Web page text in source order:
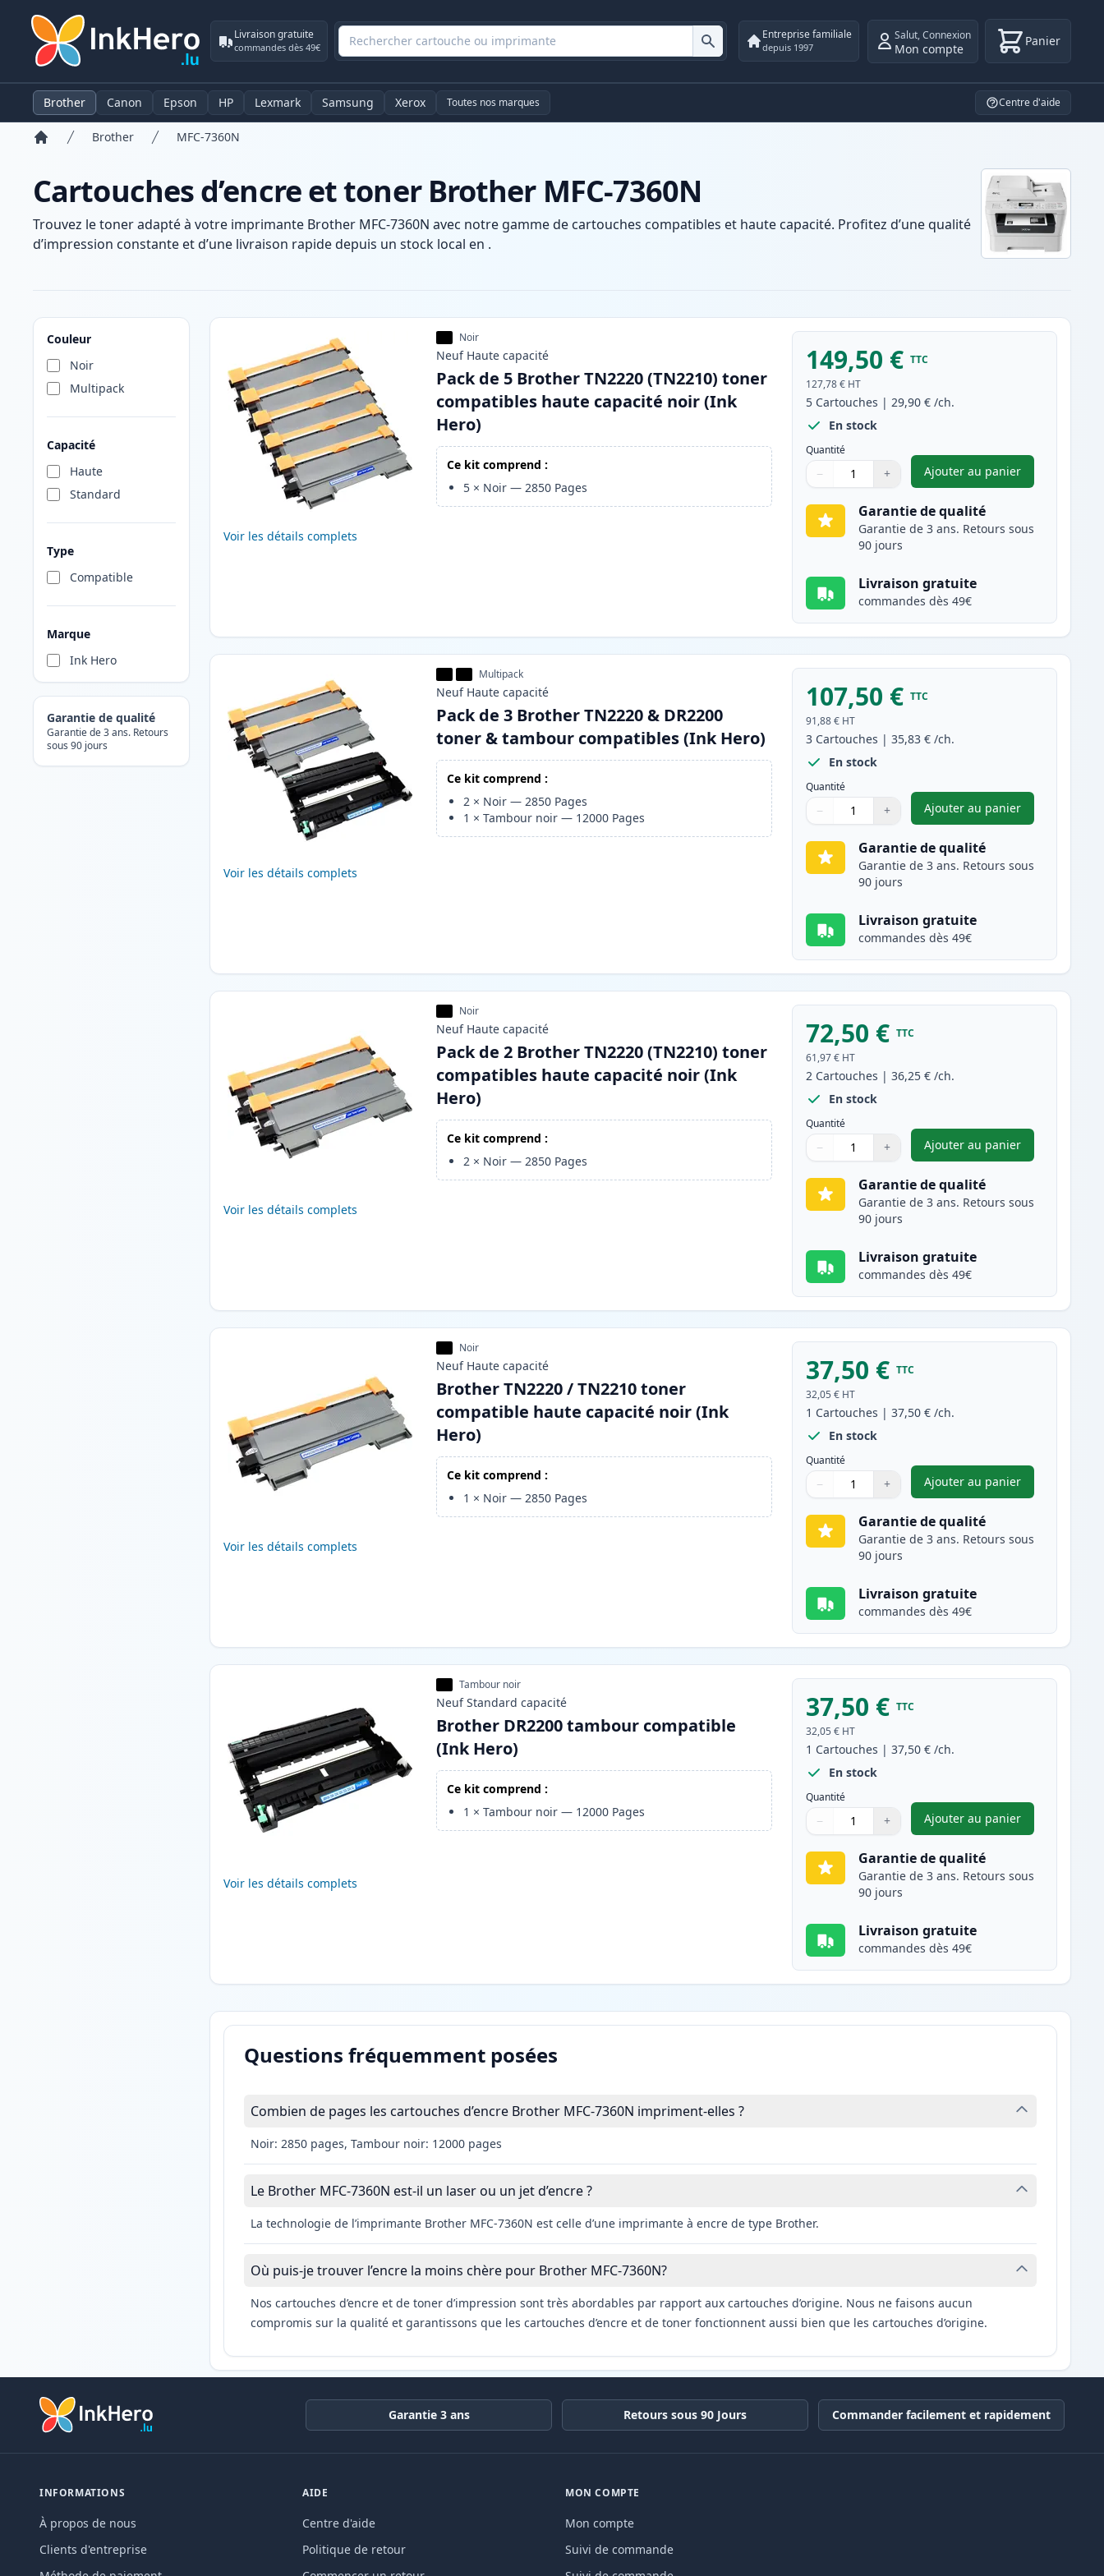
Livraison gratuite
commandes dès 49€
Entreprise familiale
depuis 1997
Salut,Connexion
Mon compte Panier
Brother Canon Epson HP Lexmark Samsung Xerox Toutes nos marques Centre d'aide
Brother MFC-7360N
Cartouches d’encre et toner Brother MFC-7360N
Trouvez le toner adapté à votre imprimante Brother MFC-7360N avec notre gamme de cartouches compatibles et haute capacité. Profitez d’une qualité
d’impression constante et d’une livraison rapide depuis un stock local en .
Couleur
Noir
Multipack
Capacité
Haute
Standard
Type
Compatible
Marque
Ink Hero
Garantie de qualité
Garantie de 3 ans. Retours
sous 90 jours
Produits
Voir les détails complets
Noir
Neuf Haute capacité
Pack de 5 Brother TN2220 (TN2210) toner
compatibles haute capacité noir (Ink
Hero)
Ce kit comprend :
5 × Noir —2850 Pages
149,50 € TTC
127,78 € HT
5 Cartouches |29,90 € /ch.
En stock
Quantité
Quantité
Utilisez les boutons pour ajuster
− +
Quantité
Ajouter au panier
,Pack de 5 Brother
Garantie de qualité
Garantie de 3 ans. Retours sous
90 jours
Livraison gratuite
commandes dès 49€
Voir les détails complets
Multipack
Neuf Haute capacité
Pack de 3 Brother TN2220 & DR2200
toner & tambour compatibles (Ink Hero)
Ce kit comprend :
2 × Noir —2850 Pages
1 ×Tambour noir — 12000 Pages
107,50 € TTC
91,88 € HT
3 Cartouches |35,83 € /ch.
En stock
Quantité
Quantité
Utilisez les boutons pour ajuster
− +
Quantité
Ajouter au panier
,Pack de 3 Brother
Garantie de qualité
Garantie de 3 ans. Retours sous
90 jours
Livraison gratuite
commandes dès 49€
Voir les détails complets
Noir
Neuf Haute capacité
Pack de 2 Brother TN2220 (TN2210) toner
compatibles haute capacité noir (Ink
Hero)
Ce kit comprend :
2 × Noir —2850 Pages
72,50 € TTC
61,97 € HT
2 Cartouches |36,25 € /ch.
En stock
Quantité
Quantité
Utilisez les boutons pour ajuster
− +
Quantité
Ajouter au panier
,Pack de 2 Brother
Garantie de qualité
Garantie de 3 ans. Retours sous
90 jours
Livraison gratuite
commandes dès 49€
Voir les détails complets
Noir
Neuf Haute capacité
Brother TN2220 / TN2210 toner
compatible haute capacité noir (Ink
Hero)
Ce kit comprend :
1 × Noir —2850 Pages
37,50 € TTC
32,05 € HT
1 Cartouches |37,50 € /ch.
En stock
Quantité
Quantité
Utilisez les boutons pour ajuster
− +
Quantité
Ajouter au panier
,Brother TN2220 /
Garantie de qualité
Garantie de 3 ans. Retours sous
90 jours
Livraison gratuite
commandes dès 49€
Voir les détails complets
Tambour noir
Neuf Standard capacité
Brother DR2200 tambour compatible
(Ink Hero)
Ce kit comprend :
1 ×Tambour noir — 12000 Pages
37,50 € TTC
32,05 € HT
1 Cartouches |37,50 € /ch.
En stock
Quantité
Quantité
Utilisez les boutons pour ajuster
− +
Quantité
Ajouter au panier
,Brother DR2200
Garantie de qualité
Garantie de 3 ans. Retours sous
90 jours
Livraison gratuite
commandes dès 49€
Questions fréquemment posées
Combien de pages les cartouches d’encre Brother MFC-7360N impriment-elles ?
Noir: 2850 pages, Tambour noir: 12000 pages
Le Brother MFC-7360N est-il un laser ou un jet d’encre ?
La technologie de l’imprimante Brother MFC-7360N est celle d’une imprimante à encre de type Brother.
Où puis-je trouver l’encre la moins chère pour Brother MFC-7360N?
Nos cartouches d’encre et de toner d’impression sont très abordables par rapport aux cartouches d’origine. Nous ne faisons aucun
compromis sur la qualité et garantissons que les cartouches d’encre et de toner fonctionnent aussi bien que les cartouches d’origine.
Garantie 3 ans Retours sous 90 Jours Commander facilement et rapidement
INFORMATIONS
À propos de nous
Clients d'entreprise
AIDE
Centre d'aide
Politique de retour
MON COMPTE
Mon compte
Suivi de commande